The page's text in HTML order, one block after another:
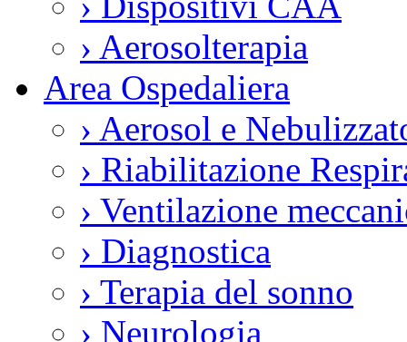
› Aerosolterapia
Area Ospedaliera
› Aerosol e
› Riabilitazione
› Ventilazione
› Diagnostica
› Terapia del sonno
› Neurologia